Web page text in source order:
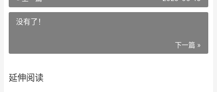
没有了！
下一篇 »
延伸阅读